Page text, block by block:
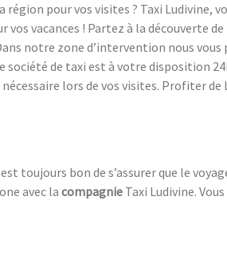
pour vos visites ? Taxi Ludivine,
vacances ! Partez à la découverte
notre zone d’intervention nous vous
de taxi est à votre disposition
lors de vos visites. Profiter de
toujours bon de s’assurer que le
avec la compagnie Taxi Ludivine.